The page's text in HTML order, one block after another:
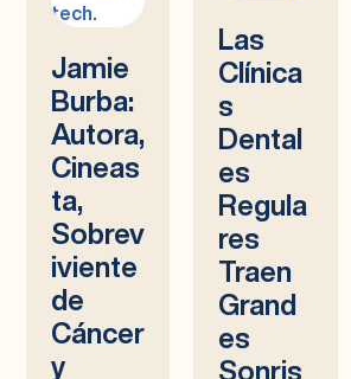
Jamie
Burba:
Autora,
Cineas
ta,
Sobrev
iviente
de
Cáncer
y
Las
Clínica
s
Dental
es
Regula
res
Traen
Grand
es
Sonris